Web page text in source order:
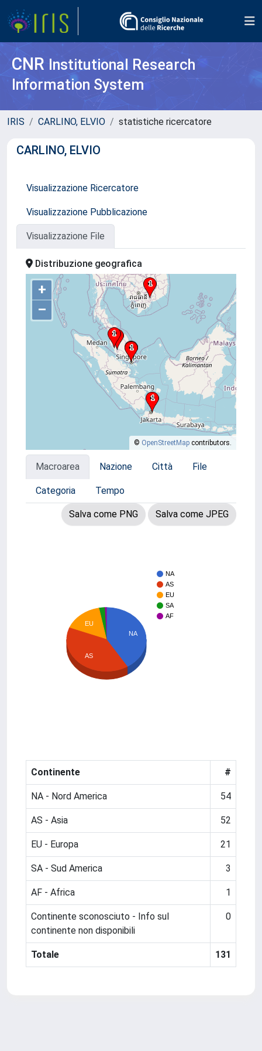
CNR Institutional Research
Information System
IRIS CARLINO, ELVIO statistiche ricercatore
CARLINO, ELVIO
Visualizzazione Ricercatore
Visualizzazione Pubblicazione
Visualizzazione File
Distribuzione geografica
+
–
© OpenStreetMap contributors.
Macroarea Nazione Città File
Categoria Tempo
Salva come PNG Salva come JPEG
NA
AS
EU
SA
AF
NA
EU
AS
Continente #
NA - Nord America 54
AS - Asia 52
EU - Europa 21
SA - Sud America 3
AF - Africa 1
Continente sconosciuto - Info sul
continente non disponibili
0
Totale 131